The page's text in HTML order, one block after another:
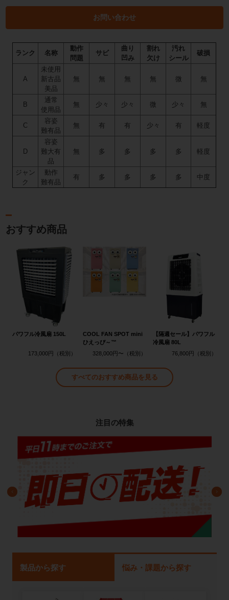
お問い合わせ
ランク 名称
動作
問題
サビ
曲り
凹み
割れ
欠け
汚れ
シール
破損
A
未使用
新古品
美品
無 無 無 無 微 無
B
通常
使用品
無 少々 少々 微 少々 無
C
容姿
難有品
無 有 有 少々 有 軽度
D
容姿
難大有
品
無 多 多 多 多 軽度
ジャン
ク
動作
難有品
有 多 多 多 多 中度
おすすめ商品
パワフル冷風扇 150L
173,000円
COOL FAN SPOT mini
ひえっぴ～™
328,000円〜
【隔週セール】パワフル
冷風扇 80L
76,800円
すべてのおすすめ商品を見る
注目の特集
製品から探す 悩み・課題から探す